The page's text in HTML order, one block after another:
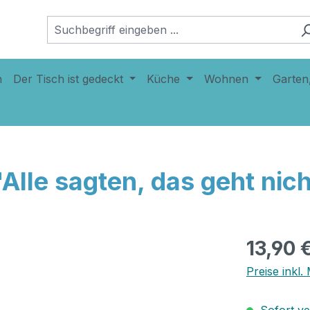
Der Tisch ist gedeckt Küche Wohnen
sagten, das geht
13,90
Preise inkl.